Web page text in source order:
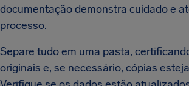
documentação demonstra cuidado e
processo.
Separe tudo em uma pasta,
originais e, se necessário, cópias